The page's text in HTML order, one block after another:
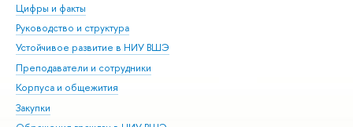
Цифры и факты
Руководство и структура
Устойчивое развитие в НИУ ВШЭ
Преподаватели и сотрудники
Корпуса и общежития
Закупки